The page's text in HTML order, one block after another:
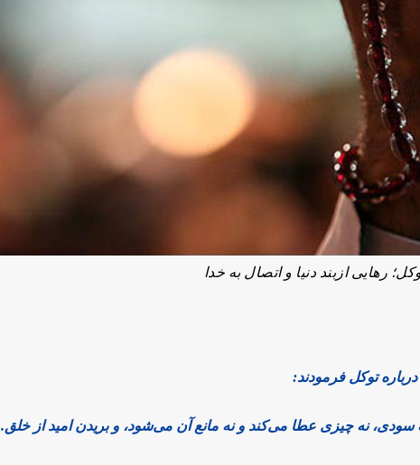
رهایی ازبند دنیا و اتصال به خدا
توکل فرمودند:
سودی، نه چیزی عطا می‌کند و نه مانع آن می‌شود، و بریدن امید از خلق.